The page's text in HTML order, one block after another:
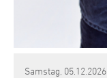
Samstag, 05.12.2026